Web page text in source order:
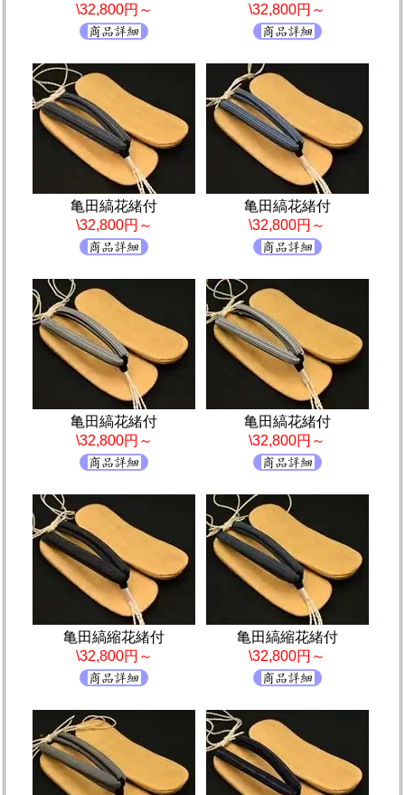
\32,800円～
\32,800円～
亀田縞花緒付
\32,800円～
亀田縞花緒付
\32,800円～
亀田縞花緒付
\32,800円～
亀田縞花緒付
\32,800円～
亀田縞縮花緒付
\32,800円～
亀田縞縮花緒付
\32,800円～